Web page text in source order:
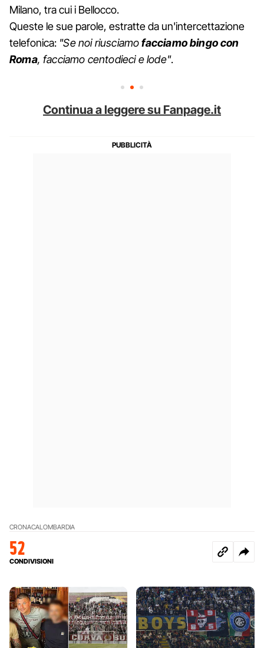
Milano, tra cui i Bellocco.
Queste le sue parole, estratte da un'intercettazione
telefonica: "Se noi riusciamofacciamo bingo con
Roma, facciamo centodieci e lode".
Continua a leggere su Fanpage.it
CRONACALOMBARDIA
52
CONDIVISIONI